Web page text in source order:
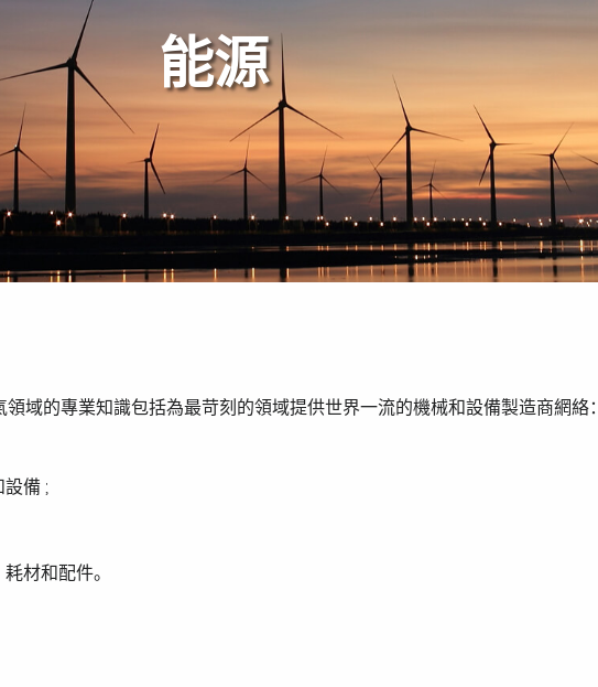
能源
域的專業知識包括為最苛刻的領域提供世界一流的機械和設備製造商網絡：
備 ;
材和配件。